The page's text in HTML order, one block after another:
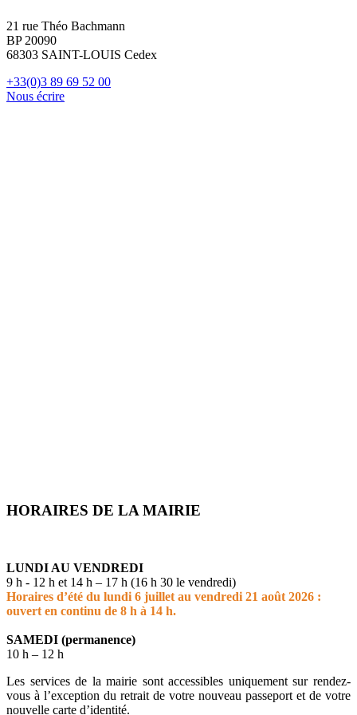
21 rue Théo Bachmann
BP 20090
68303 SAINT-LOUIS Cedex
+33(0)3 89 69 52 00
Nous écrire
HORAIRES DE LA MAIRIE
LUNDI AU VENDREDI
9 h - 12 h et 14 h – 17 h (16 h 30 le vendredi)
Horaires d’été du lundi 6 juillet au vendredi 21 août 2026 :
ouvert en continu de 8 h à 14 h.
SAMEDI (permanence)
10 h – 12 h
Les services de la mairie sont accessibles uniquement sur rendez-
vous à l’exception du retrait de votre nouveau passeport et de votre
nouvelle carte d’identité.